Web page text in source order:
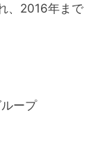
、2016年まで
ープ